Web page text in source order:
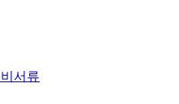
서류